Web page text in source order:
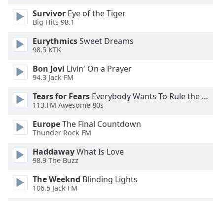
Text
Edge
Family
Reset
Close
Modal
Dialog
End
window.
Survivor Eye of the Tiger
Big Hits 98.1
EurythmicsSweet Dreams
98.5 KTK
Bon Jovi Livin' On a Prayer
94.3 Jack FM
Tears for Fears Everybody Wants To Rule the World
113.FM Awesome 80s
EuropeThe Final Countdown
Thunder Rock FM
HaddawayWhat Is Love
98.9 The Buzz
The Weeknd Blinding Lights
106.5 Jack FM